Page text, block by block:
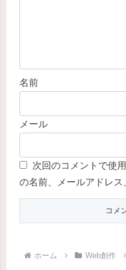
名前
メール
次回のコメントで使
の名前、メールアドレス
ホーム Web創作